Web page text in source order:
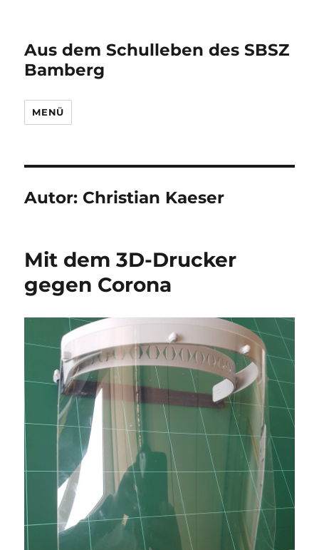
Aus dem Schulleben des SBSZ
Bamberg
MENÜ
Autor: Christian Kaeser
Mit dem 3D-Drucker
gegen Corona